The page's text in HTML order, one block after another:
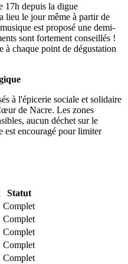
17h depuis la digue
lieu le jour même à partir de
est proposé une demi-
sont fortement conseillés !
à chaque point de dégustation
à l'épicerie sociale et solidaire
de Nacre. Les zones
aucun déchet sur le
est encouragé pour limiter
Statut
Complet
Complet
Complet
Complet
Complet